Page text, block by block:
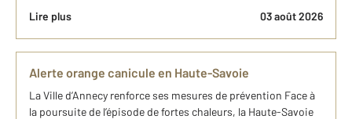
Lire plus 03 août 2026
Alerte orange canicule en Haute-Savoie
La Ville d’Annecy renforce ses mesures de prévention Face à
la poursuite de l’épisode de fortes chaleurs, la Haute-Savoie